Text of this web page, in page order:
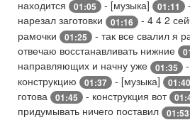
находится
01:05 - [музыка] 01:11
нарезал заготовки
01:16
- 4 4 2
рамочки
01:25 - так все свалил я
отвечаю восстанавливать нижние
направляющих и начну уже
01:35
конструкцию
01:37 - [музыка] 01:40
готова
01:45 - конструкция вот
придумывать ничего поставил
01:53